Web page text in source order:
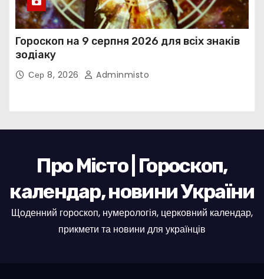
Гороскоп на 9 серпня 2026 для всіх знаків
зодіаку
Сер 8, 2026 Adminmisto
Про Місто | Гороскоп,
календар, новини України
Щоденний гороскоп, нумерологія, церковний календар,
прикмети та новини для українців